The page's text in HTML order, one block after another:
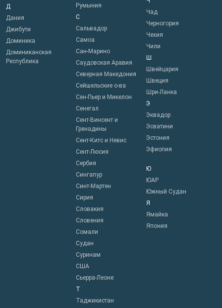
Д
Дания
Джибути
Доминика
Доминиканская
Республика
Румыния
С
Сальвадор
Самоа
Сан-Марино
Саудовская Аравия
Северная Македония
Сейшельские о-ва
Сен-Пьер и Микелон
Сенегал
Сент-Винсент и
Гренадины
Сент-Китс и Невис
Сент-Люсия
Сербия
Сингапур
Синт-Мартен
Сирия
Словакия
Словения
Сомали
Судан
Суринам
США
Сьерра-Леоне
Т
Таджикистан
Чад
Черногория
Чехия
Чили
Ш
Швейцария
Швеция
Шри-Ланка
Э
Эквадор
Эсватини
Эстония
Эфиопия
Ю
ЮАР
Южный Судан
Я
Ямайка
Япония